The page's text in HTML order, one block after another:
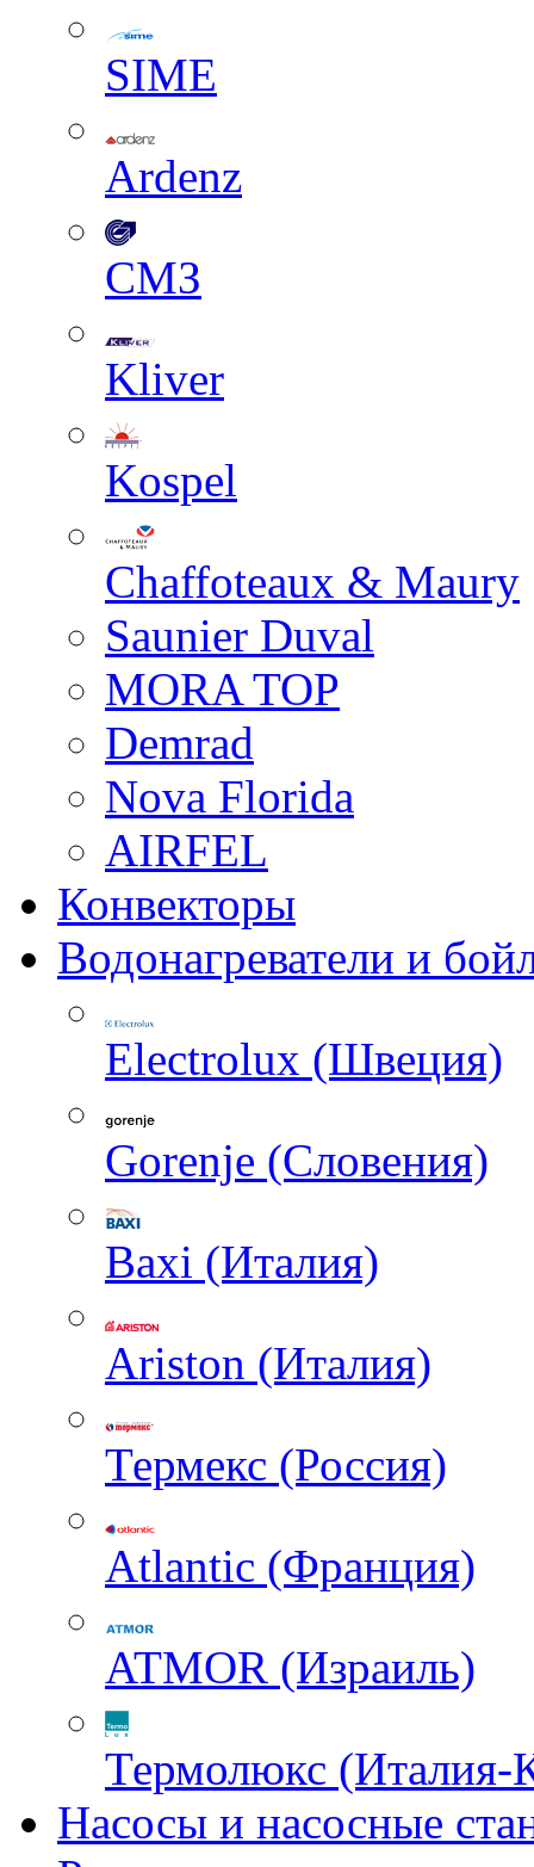
SIME
Ardenz
СМЗ
Kliver
Kospel
Chaffoteaux & Maury
Saunier Duval
MORA TOP
Demrad
Nova Florida
AIRFEL
Конвекторы
Водонагреватели и
Electrolux (Швеция)
Gorenje (Словения)
Baxi (Италия)
Ariston (Италия)
Термекс (Россия)
Atlantic (Франция)
ATMOR (Израиль)
Термолюкс (Италия-
Насосы и насосные